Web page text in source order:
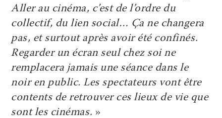
Aller au cinéma, c’est de l’ordre du
collectif, du lien social… Ça ne changera
pas, et surtout après avoir été confinés.
Regarder un écran seul chez soi ne
remplacera jamais une séance dans le
noir en public. Les spectateurs vont être
contents de retrouver ces lieux de vie que
sont les cinémas. »